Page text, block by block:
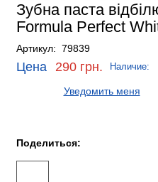
Зубна паста
Formula Perfect
Артикул: 79839
Цена 290 грн. Наличие:
Уведомить меня
Поделиться: